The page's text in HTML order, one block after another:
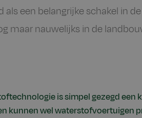
een belangrijke schakel in
maar nauwelijks in de
is simpel gezegd een
kunnen wel waterstofvoertuigen